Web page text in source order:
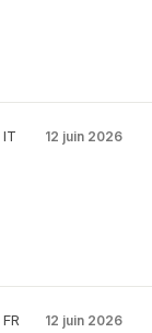
IT 12 juin 2026
FR 12 juin 2026